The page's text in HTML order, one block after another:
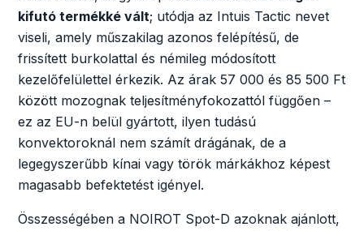
kifutó termékké vált; utódja az Intuis Tactic nevet
viseli, amely műszakilag azonos felépítésű, de
frissített burkolattal és némileg módosított
kezelőfelülettel érkezik. Az árak 57 000 és 85 500 Ft
között mozognak teljesítményfokozattól függően –
ez az EU-n belül gyártott, ilyen tudású
konvektoroknál nem számít drágának, de a
legegyszerűbb kínai vagy török márkákhoz képest
magasabb befektetést igényel.
Összességében a NOIROT Spot-D azoknak ajánlott,